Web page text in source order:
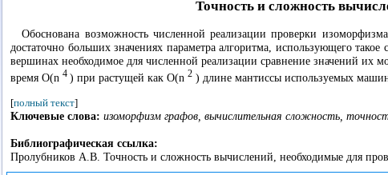
Точность и сложность
Обоснована возможность численной реализации проверки
достаточно больших значениях параметра алгоритма, использующего
вершинах необходимое для численной реализации сравнение значений
время O(n 4 ) при растущей как O(n 2 ) длине мантиссы используемых
[полный текст]
Ключевые слова: изоморфизм графов, вычислительная сложность,
Библиографическая ссылка:
Пролубников А.В. Точность и сложность вычислений, необходимые для